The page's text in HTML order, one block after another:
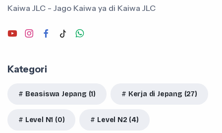
Kaiwa JLC - Jago Kaiwa ya di Kaiwa JLC
Kategori
Beasiswa Jepang (1) Kerja di Jepang (27)
Level N1 (0) Level N2 (4)